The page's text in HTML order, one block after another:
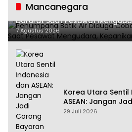
Mancanegara
Penumpang Batik Air Diduga
Darurat Saat Pesawat
di Dalam Kabin
7 Agustus 2026
Korea Utara
ASEAN: Jangan
Amerika Serikat
29 Juli 2026